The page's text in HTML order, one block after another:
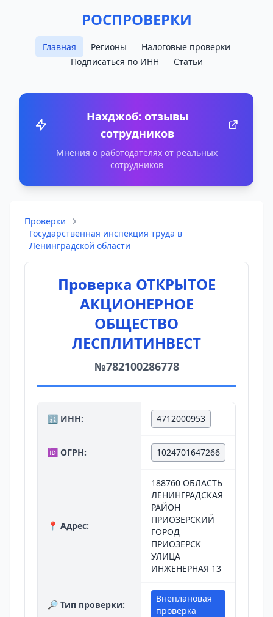
РОСПРОВЕРКИ
Главная Регионы
Налоговые проверки
Подписаться по ИНН
Статьи
Нахджоб: отзывы
сотрудников
Мнения о работодателях от реальных
сотрудников
Проверки
Государственная инспекция труда в
Ленинградской области
Проверка ОТКРЫТОЕ
АКЦИОНЕРНОЕ
ОБЩЕСТВО
ЛЕСПЛИТИНВЕСТ
№782100286778
🔢 ИНН: 4712000953
🆔 ОГРН: 1024701647266
📍 Адрес:
188760 ОБЛАСТЬ
ЛЕНИНГРАДСКАЯ
РАЙОН
ПРИОЗЕРСКИЙ
ГОРОД
ПРИОЗЕРСК
УЛИЦА
ИНЖЕНЕРНАЯ 13
🔎 Тип проверки:
Внеплановая
проверка